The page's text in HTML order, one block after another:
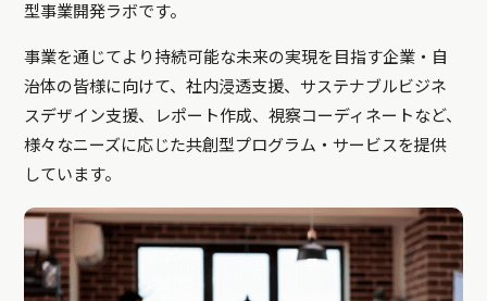
型事業開発ラボです。
事業を通じてより持続可能な未来の実現を目指す企業・自
治体の皆様に向けて、社内浸透支援、サステナブルビジネ
スデザイン支援、レポート作成、視察コーディネートなど、
様々なニーズに応じた共創型プログラム・サービスを提供
しています。